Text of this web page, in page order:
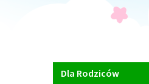
Menu
Dla Rodziców